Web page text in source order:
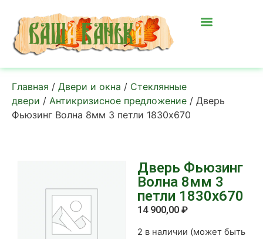
Главная / Двери и окна / Стеклянные
двери / Антикризисное предложение / Дверь
Фьюзинг Волна 8мм 3 петли 1830х670
Дверь Фьюзинг
Волна 8мм 3
петли 1830х670
14 900,00 ₽
2 в наличии (может быть